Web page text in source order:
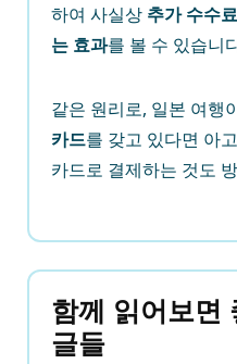
하여 사실상 추가 수수
는 효과를 볼 수 있습니
같은 원리로, 일본 여행
카드를 갖고 있다면 아
카드로 결제하는 것도
함께 읽어보면
글들